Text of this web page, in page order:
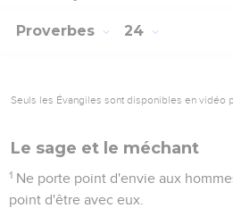
Proverbes 24
Seuls les Évangiles sont disponibles en vidéo
Le sage et le méchant
1 Ne porte point d'envie aux
point d'être avec eux.